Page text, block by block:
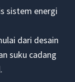
sistem energi
dari desain
suku cadang